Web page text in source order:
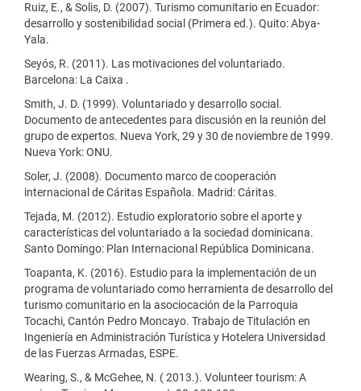
Ruiz, E., & Solis, D. (2007). Turismo comunitario en Ecuador:
desarrollo y sostenibilidad social (Primera ed.). Quito: Abya-
Yala.
Seyós, R. (2011). Las motivaciones del voluntariado.
Barcelona: La Caixa .
Smith, J. D. (1999). Voluntariado y desarrollo social.
Documento de antecedentes para discusión en la reunión del
grupo de expertos. Nueva York, 29 y 30 de noviembre de 1999.
Nueva York: ONU.
Soler, J. (2008). Documento marco de cooperación
internacional de Cáritas Española. Madrid: Cáritas.
Tejada, M. (2012). Estudio exploratorio sobre el aporte y
características del voluntariado a la sociedad dominicana.
Santo Domingo: Plan Internacional República Dominicana.
Toapanta, K. (2016). Estudio para la implementación de un
programa de voluntariado como herramienta de desarrollo del
turismo comunitario en la asociocación de la Parroquia
Tocachi, Cantón Pedro Moncayo. Trabajo de Titulación en
Ingeniería en Administración Turística y Hotelera Universidad
de las Fuerzas Armadas, ESPE.
Wearing, S., & McGehee, N. ( 2013.). Volunteer tourism: A